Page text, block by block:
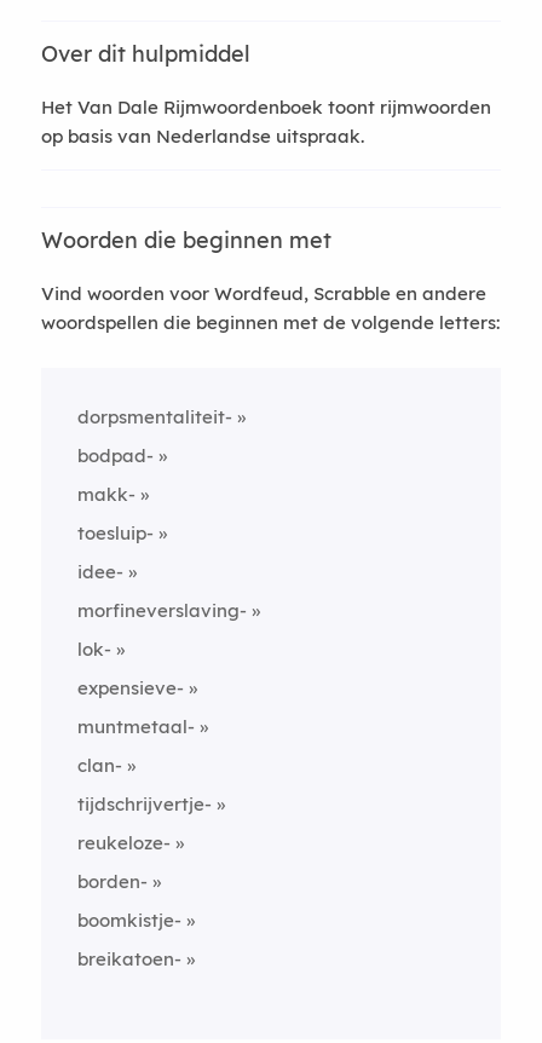
Over dit hulpmiddel
Het Van Dale Rijmwoordenboek toont rijmwoorden
op basis van Nederlandse uitspraak.
Woorden die beginnen met
Vind woorden voor Wordfeud, Scrabble en andere
woordspellen die beginnen met de volgende letters:
dorpsmentaliteit-
bodpad-
makk-
toesluip-
idee-
morfineverslaving-
lok-
expensieve-
muntmetaal-
clan-
tijdschrijvertje-
reukeloze-
borden-
boomkistje-
breikatoen-